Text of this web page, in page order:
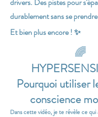
durablement sans se
Et bien plus encore ! ✨
🌈
Pourquoi utiliser
conscience
Dans cette vidéo, je te révèle ce